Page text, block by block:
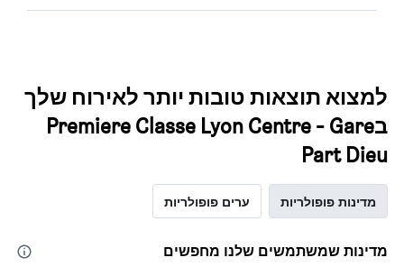
למצוא תוצאות טובות יותר לאירוח שלך
בPremiere Classe Lyon Centre - Gare
Part Dieu
מדינות פופולריות ערים פופולריות
מדינות שמשתמשים שלנו מחפשים